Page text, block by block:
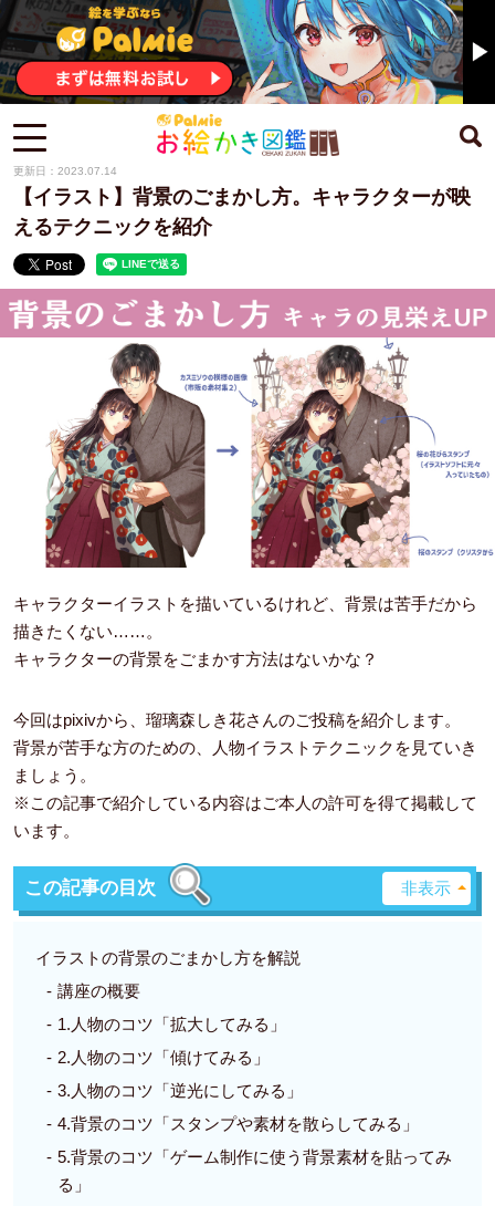
【イラスト】背景のごまかし方。キャラクターが映
えるテクニックを紹介
更新日：2023.07.14
キャラクターイラストを描いているけれど、背景は苦手だから
描きたくない……。
キャラクターの背景をごまかす方法はないかな？
今回はpixivから、瑠璃森しき花さんのご投稿を紹介します。
背景が苦手な方のための、人物イラストテクニックを見ていき
ましょう。
※この記事で紹介している内容はご本人の許可を得て掲載して
います。
この記事の目次
イラストの背景のごまかし方を解説
講座の概要
1.人物のコツ「拡大してみる」
2.人物のコツ「傾けてみる」
3.人物のコツ「逆光にしてみる」
4.背景のコツ「スタンプや素材を散らしてみる」
5.背景のコツ「ゲーム制作に使う背景素材を貼ってみ
る」